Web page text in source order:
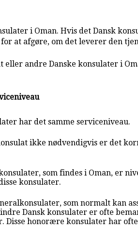
i Oman. Hvis det Dansk
at afgøre, om det leverer den
eller andre Danske konsulater i
har det samme serviceniveau.
ikke nødvendigvis er det
som findes i Oman, er
konsulater.
som normalt kan
Dansk konsulater er ofte
Disse honorære konsulater har